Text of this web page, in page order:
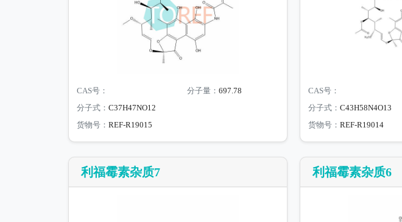
CAS号： 分子量： 697.78
分子式： C37H47NO12
货物号： REF-R19015
CAS号：
分子式： C43H58N4O13
货物号： REF-R19014
利福霉素杂质7 利福霉素杂质6